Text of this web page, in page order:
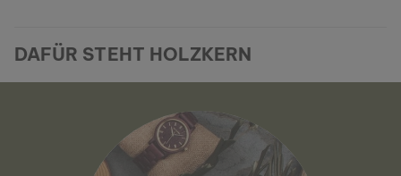
DAFÜR STEHT HOLZKERN